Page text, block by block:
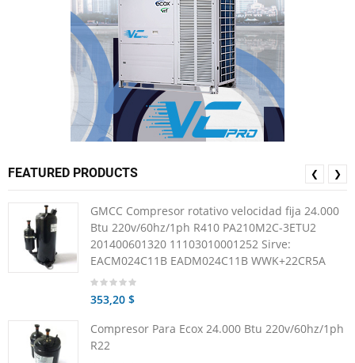
FEATURED PRODUCTS
GMCC Compresor rotativo velocidad fija 24.000
Btu 220v/60hz/1ph R410 PA210M2C-3ETU2
201400601320 11103010001252 Sirve:
EACM024C11B EADM024C11B WWK+22CR5A
353,20 $
Compresor Para Ecox 24.000 Btu 220v/60hz/1ph
R22
❮ ❯